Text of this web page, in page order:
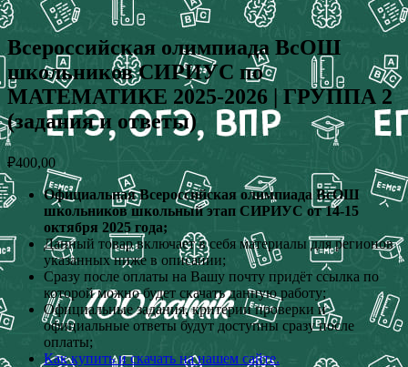
Всероссийская олимпиада ВсОШ
школьников СИРИУС по
МАТЕМАТИКЕ 2025-2026 | ГРУППА 2
(задания и ответы)
₽400,00
Официальная Всероссийская олимпиада ВсОШ
школьников школьный этап СИРИУС от 14-15
октября 2025 года;
Данный товар включает в себя материалы для регионов
указанных ниже в описании;
Сразу после оплаты на Вашу почту придёт ссылка по
которой можно будет скачать данную работу;
Официальные задания, критерии проверки и
официальные ответы будут доступны сразу после
оплаты;
Как купить и скачать на нашем сайте.